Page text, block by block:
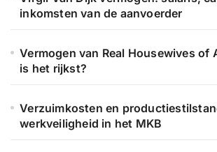
inkomsten van de aanvoerder
Vermogen van Real Housewives of
is het rijkst?
Verzuimkosten en
werkveiligheid in het MKB